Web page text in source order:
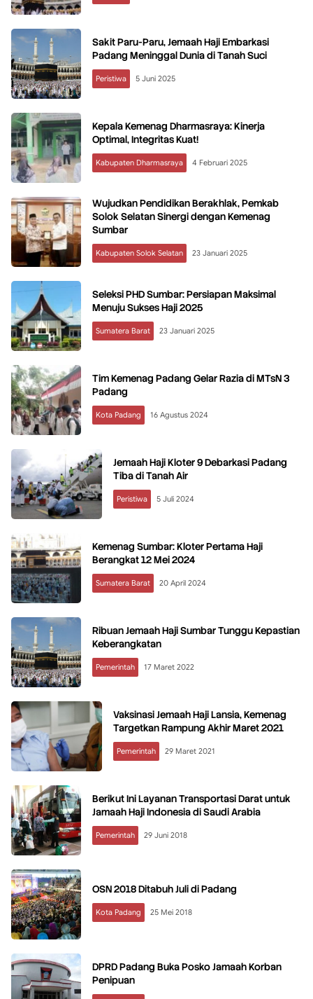
Sakit Paru-Paru, Jemaah Haji Embarkasi
Padang Meninggal Dunia di Tanah Suci
Peristiwa 5 Juni 2025
Kepala Kemenag Dharmasraya: Kinerja
Optimal, Integritas Kuat!
Kabupaten Dharmasraya 4 Februari 2025
Wujudkan Pendidikan Berakhlak, Pemkab
Solok Selatan Sinergi dengan Kemenag
Sumbar
Kabupaten Solok Selatan 23 Januari 2025
Seleksi PHD Sumbar: Persiapan Maksimal
Menuju Sukses Haji 2025
Sumatera Barat 23 Januari 2025
Tim Kemenag Padang Gelar Razia di MTsN 3
Padang
Kota Padang 16 Agustus 2024
Jemaah Haji Kloter 9 Debarkasi Padang
Tiba di Tanah Air
Peristiwa 5 Juli 2024
Kemenag Sumbar: Kloter Pertama Haji
Berangkat 12 Mei 2024
Sumatera Barat 20 April 2024
Ribuan Jemaah Haji Sumbar Tunggu Kepastian
Keberangkatan
Pemerintah 17 Maret 2022
Vaksinasi Jemaah Haji Lansia, Kemenag
Targetkan Rampung Akhir Maret 2021
Pemerintah 29 Maret 2021
Berikut Ini Layanan Transportasi Darat untuk
Jamaah Haji Indonesia di Saudi Arabia
Pemerintah 29 Juni 2018
OSN 2018 Ditabuh Juli di Padang
Kota Padang 25 Mei 2018
DPRD Padang Buka Posko Jamaah Korban
Penipuan